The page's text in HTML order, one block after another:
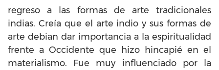
regreso a las formas de arte tradicionales
indias. Creía que el arte indio y sus formas de
arte debian dar importancia a la espiritualidad
frente a Occidente que hizo hincapié en el
materialismo. Fue muy influenciado por la